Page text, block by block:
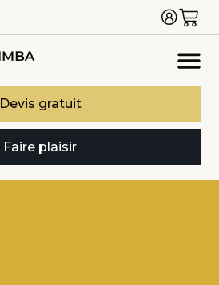
Devis gratuit
Faire plaisir